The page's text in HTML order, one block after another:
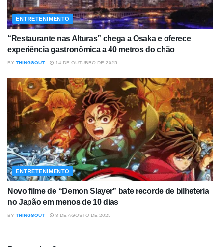
ENTRETENIMENTO
“Restaurante nas Alturas” chega a Osaka e oferece
experiência gastronômica a 40 metros do chão
BY THINGSOUT 14 DE OUTUBRO DE 2025
ENTRETENIMENTO
Novo filme de “Demon Slayer” bate recorde de bilheteria
no Japão em menos de 10 dias
BY THINGSOUT 8 DE AGOSTO DE 2025